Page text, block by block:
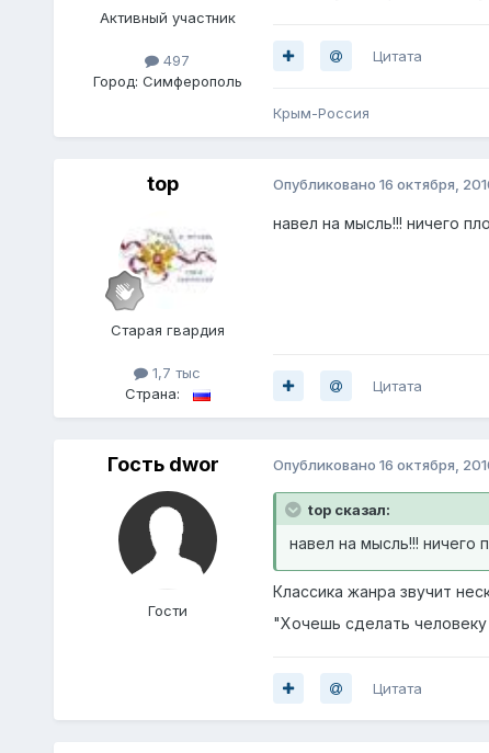
Активный участник
497
Город: Симферополь
Цитата
Крым-Россия
top
Старая гвардия
1,7 тыс
Страна:
Опубликовано 16 октября,
навел на мысль!!! ничего
Цитата
Гость dwor
Гости
Опубликовано 16 октября,
top сказал:
навел на мысль!!!
Классика жанра звучит
"Хочешь сделать
Цитата